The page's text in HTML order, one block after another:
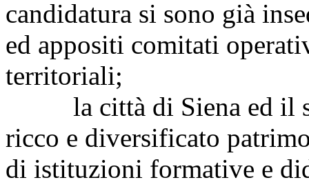
candidatura si sono già
ed appositi comitati
territoriali;
la città di Siena ed il
ricco e diversificato
di istituzioni formative e